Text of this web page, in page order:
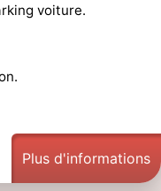
voiture.
Plus d'informations